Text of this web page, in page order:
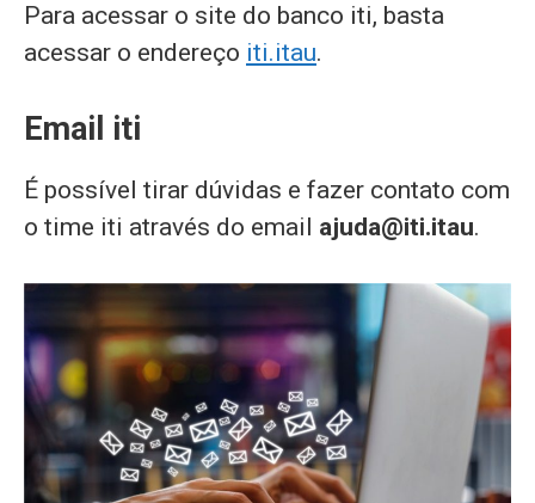
Para acessar o site do banco iti, basta
acessar o endereço iti.itau.
Email iti
É possível tirar dúvidas e fazer contato com
o time iti através do email ajuda@iti.itau.